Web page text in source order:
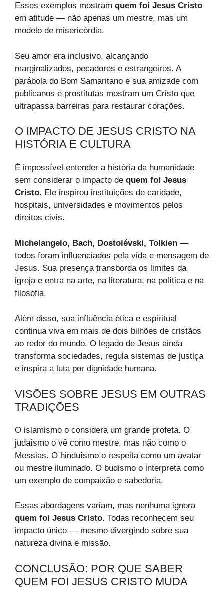
Esses exemplos mostram quem foi Jesus Cristo
em atitude — não apenas um mestre, mas um
modelo de misericórdia.
Seu amor era inclusivo, alcançando
marginalizados, pecadores e estrangeiros. A
parábola do Bom Samaritano e sua amizade com
publicanos e prostitutas mostram um Cristo que
ultrapassa barreiras para restaurar corações.
O IMPACTO DE JESUS CRISTO NA
HISTÓRIA E CULTURA
É impossível entender a história da humanidade
sem considerar o impacto de quem foi Jesus
Cristo. Ele inspirou instituições de caridade,
hospitais, universidades e movimentos pelos
direitos civis.
Michelangelo, Bach, Dostoiévski, Tolkien —
todos foram influenciados pela vida e mensagem de
Jesus. Sua presença transborda os limites da
igreja e entra na arte, na literatura, na política e na
filosofia.
Além disso, sua influência ética e espiritual
continua viva em mais de dois bilhões de cristãos
ao redor do mundo. O legado de Jesus ainda
transforma sociedades, regula sistemas de justiça
e inspira a luta por dignidade humana.
VISÕES SOBRE JESUS EM OUTRAS
TRADIÇÕES
O islamismo o considera um grande profeta. O
judaísmo o vê como mestre, mas não como o
Messias. O hinduísmo o respeita como um avatar
ou mestre iluminado. O budismo o interpreta como
um exemplo de compaixão e sabedoria.
Essas abordagens variam, mas nenhuma ignora
quem foi Jesus Cristo. Todas reconhecem seu
impacto único — mesmo divergindo sobre sua
natureza divina e missão.
CONCLUSÃO: POR QUE SABER
QUEM FOI JESUS CRISTO MUDA